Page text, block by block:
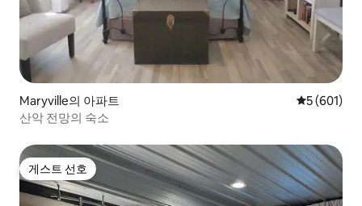
Maryville의 아파트 평점 5점(5
5 (601)
산악 전망의 숙소
게스트 선호
게스트 선호